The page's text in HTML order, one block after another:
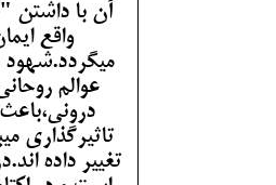
آن با داشتن
واقع
میگردد.شهود
عوالم
تاثیرگذاری
تغییر داده